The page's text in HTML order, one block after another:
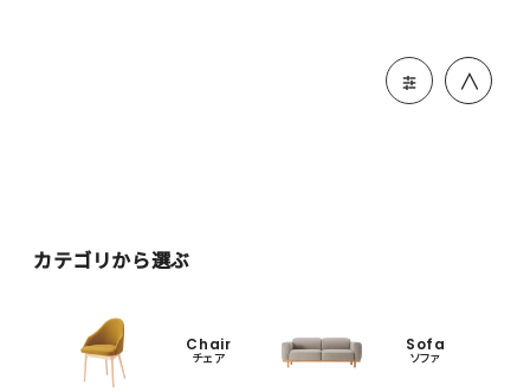
＞
カテゴリから選ぶ
Chair
チェア
Sofa
ソファ